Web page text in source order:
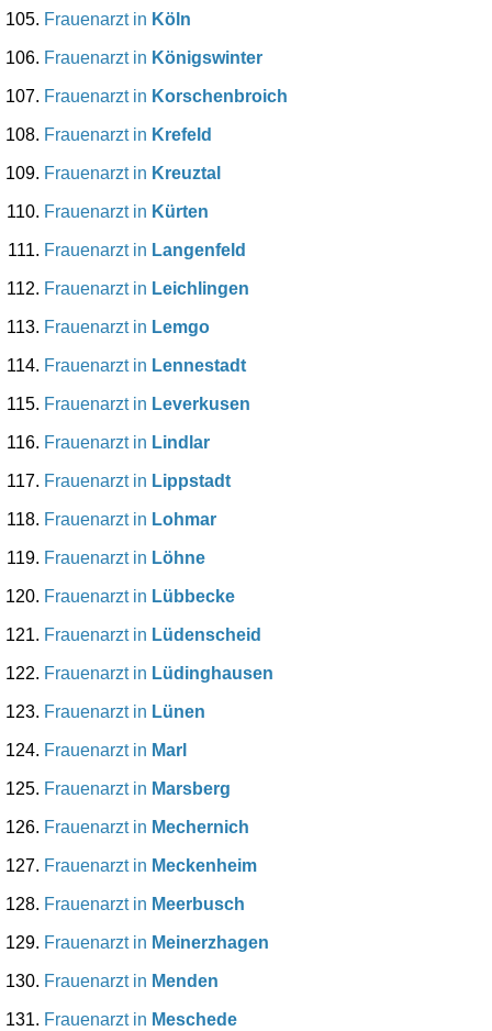
Frauenarzt in Köln
Frauenarzt in Königswinter
Frauenarzt in Korschenbroich
Frauenarzt in Krefeld
Frauenarzt in Kreuztal
Frauenarzt in Kürten
Frauenarzt in Langenfeld
Frauenarzt in Leichlingen
Frauenarzt in Lemgo
Frauenarzt in Lennestadt
Frauenarzt in Leverkusen
Frauenarzt in Lindlar
Frauenarzt in Lippstadt
Frauenarzt in Lohmar
Frauenarzt in Löhne
Frauenarzt in Lübbecke
Frauenarzt in Lüdenscheid
Frauenarzt in Lüdinghausen
Frauenarzt in Lünen
Frauenarzt in Marl
Frauenarzt in Marsberg
Frauenarzt in Mechernich
Frauenarzt in Meckenheim
Frauenarzt in Meerbusch
Frauenarzt in Meinerzhagen
Frauenarzt in Menden
Frauenarzt in Meschede